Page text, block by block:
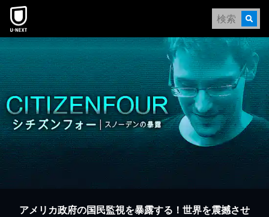
本文へスキップ
アメリカ政府の国民監視を暴露する！世界を震撼させ